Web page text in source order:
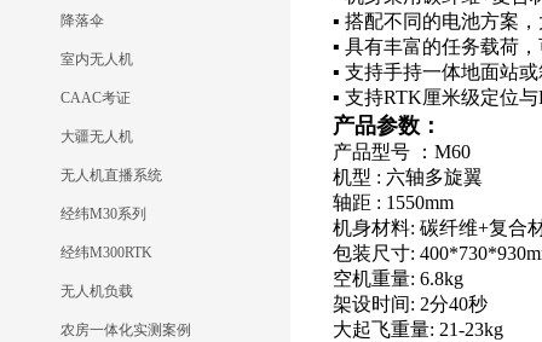
降落伞
室内无人机
CAAC考证
大疆无人机
无人机直播系统
经纬M30系列
经纬M300RTK
无人机负载
农房一体化实测案例
▪ 搭配不同的电池方案
▪ 具有丰富的任务载荷
▪ 支持手持一体地面站
▪ 支持RTK厘米级定位
产品参数：
产品型号 ：M60
机型 : 六轴多旋翼
轴距 : 1550mm
机身材料: 碳纤维+复合
包装尺寸:
空机重量: 6.8kg
架设时间: 2分40秒
大起飞重量: 21-23kg